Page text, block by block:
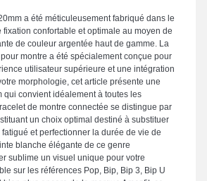
a été méticuleusement fabriqué dans le
fixation confortable et optimale au moyen de
de couleur argentée haut de gamme. La
montre a été spécialement conçue pour
utilisateur supérieure et une intégration
morphologie, cet article présente une
qui convient idéalement à toutes les
de montre connectée se distingue par
un choix optimal destiné à substituer
et perfectionner la durée de vie de
blanche élégante de ce genre
sublime un visuel unique pour votre
sur les références Pop, Bip, Bip 3, Bip U